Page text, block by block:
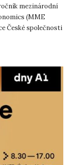
mezinárodní
(MME
České společnosti